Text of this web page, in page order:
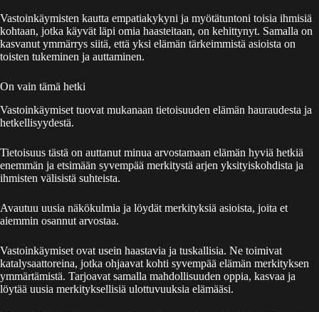
Vastoinkäymisten kautta empatiakykyni ja myötätuntoni toisia ihmisiä
kohtaan, jotka käyvät läpi omia haasteitaan, on kehittynyt. Samalla on
kasvanut ymmärrys siitä, että yksi elämän tärkeimmistä asioista on
toisten tukeminen ja auttaminen.
On vain tämä hetki
Vastoinkäymiset tuovat mukanaan tietoisuuden elämän hauraudesta ja
hetkellisyydestä.
Tietoisuus tästä on auttanut minua arvostamaan elämän hyviä hetkiä
enemmän ja etsimään syvempää merkitystä arjen yksityiskohdista ja
ihmisten välisistä suhteista.
Avautuu uusia näkökulmia ja löydät merkityksiä asioista, joita et
aiemmin osannut arvostaa.
Vastoinkäymiset ovat usein haastavia ja tuskallisia. Ne toimivat
katalysaattoreina, jotka ohjaavat kohti syvempää elämän merkityksen
ymmärtämistä. Tarjoavat samalla mahdollisuuden oppia, kasvaa ja
löytää uusia merkityksellisiä ulottuvuuksia elämääsi.